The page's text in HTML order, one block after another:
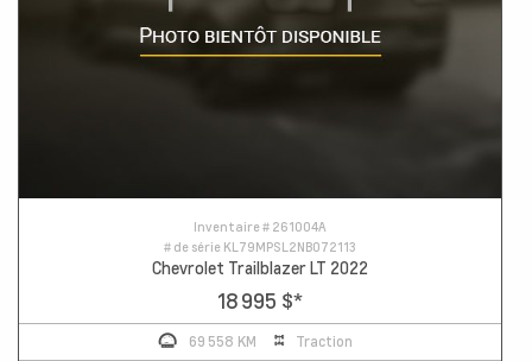
Inventaire # 261004A
# de série KL79MPSL2NB072113
Chevrolet Trailblazer LT 2022
18 995 $*
69 558 KM Traction